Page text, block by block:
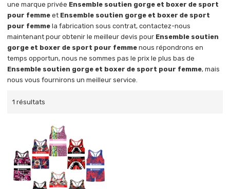
une marque privée Ensemble soutien gorge et boxer de sport
pour femme et Ensemble soutien gorge et boxer de sport
pour femme la fabrication sous contrat, contactez-nous
maintenant pour obtenir le meilleur devis pour Ensemble soutien
gorge et boxer de sport pour femme nous répondrons en
temps opportun, nous ne sommes pas le prix le plus bas de
Ensemble soutien gorge et boxer de sport pour femme, mais
nous vous fournirons un meilleur service.
1 résultats